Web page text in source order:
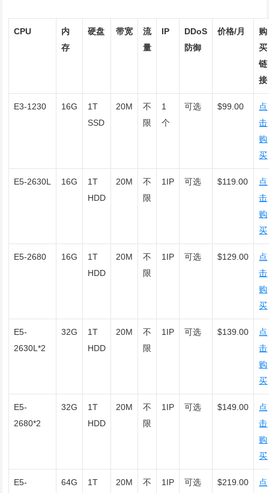
CPU
内
存
硬盘 带宽
流
量
IP
DDoS
防御
价格/月
购
买
链
接
E3-1230 16G
1T
SSD
20M
不
限
1
个
可选 $99.00
点
击
购
买
E5-2630L 16G
1T
HDD
20M
不
限
1IP 可选 $119.00
点
击
购
买
E5-2680 16G
1T
HDD
20M
不
限
1IP 可选 $129.00
点
击
购
买
E5-
2630L*2
32G
1T
HDD
20M
不
限
1IP 可选 $139.00
点
击
购
买
E5-
2680*2
32G
1T
HDD
20M
不
限
1IP 可选 $149.00
点
击
购
买
E5-
64G
1T
20M
不
1IP 可选 $219.00
点